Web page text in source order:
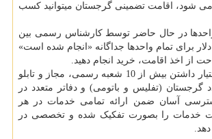
۲۵.۰۰۰ دلار می شود، اقامت تضمینی گرجستان میتوانید کسب
در حال حاضر توسط کارشناس رسمی بین
تا 40,000$ دلار برای تمام واحدها جداگانه «انجام شده است»
از اخذ اقامت، خرید انجام دهید.
هلدینگ ..... با در اختیار داشتن بیش از 10 شعبه رسمی، مجاز و تابلو
گرجستان (تفلیس و باتومی) و دفاتر متعدد در
دسترسی آسان ضمن ارائه تمامی خدمات در هر
خدمات را بصورت تفکیک شده و تخصصی در